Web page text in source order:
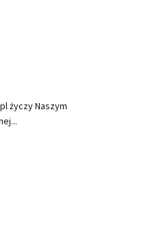
życzy Naszym